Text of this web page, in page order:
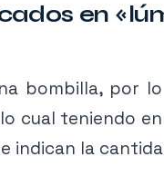
en
bombilla, por
cual teniendo
indican la